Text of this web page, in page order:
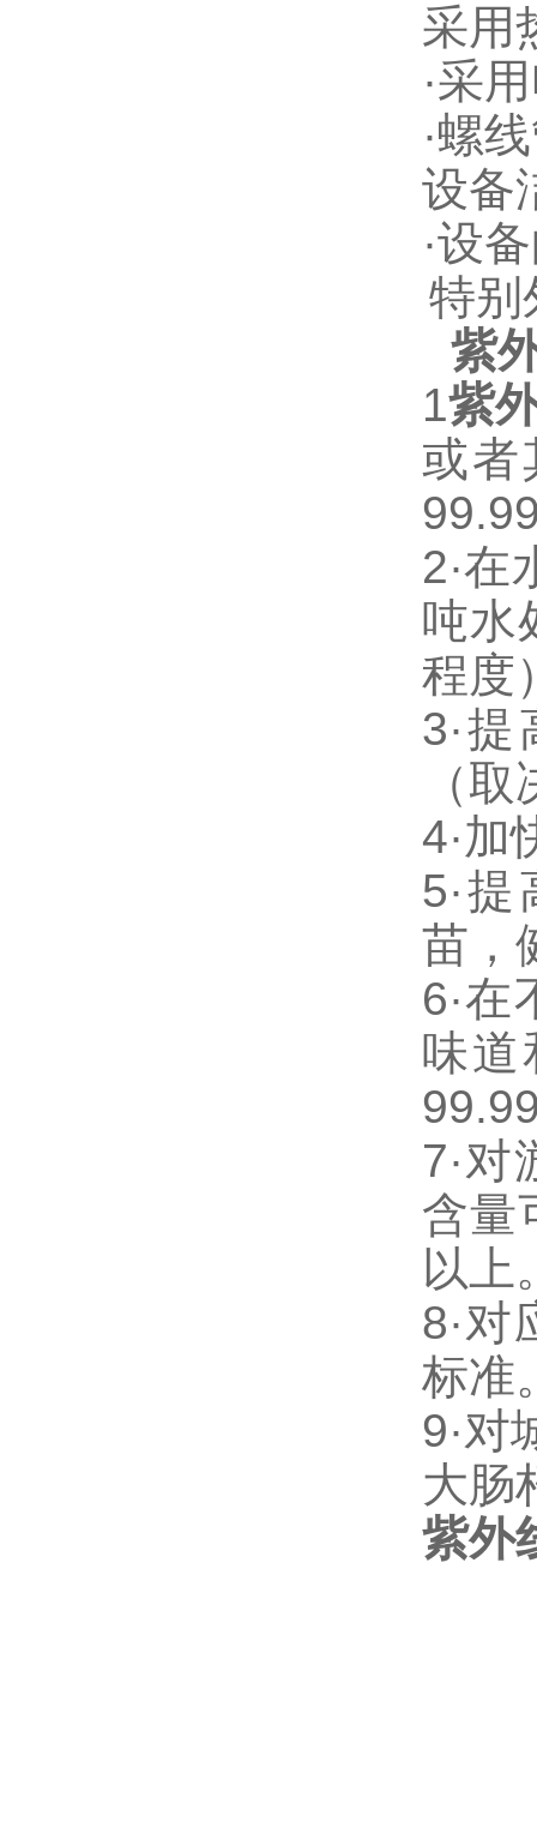
采用
·采
·螺
设备
·设
特别
紫
1紫
或者
2·在
吨水
程度
3·提
（
4·加
5·提
苗，
6·在
味道
7·对
含量
以上
8·对
标准
9·对
大肠
紫外